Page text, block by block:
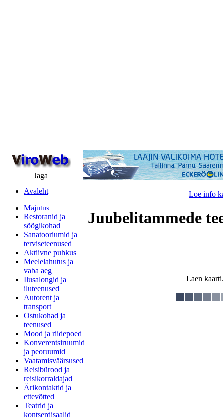
Jaga
Avaleht
Majutus
Restoranid ja
söögikohad
Sanatooriumid ja
terviseteenused
Aktiivne puhkus
Meelelahutus ja
vaba aeg
Ilusalongid ja
iluteenused
Autorent ja
transport
Ostukohad ja
teenused
Mood ja riidepoed
Konverentsiruumid
ja peoruumid
Vaatamisväärsused
Reisibürood ja
reisikorraldajad
Ärikontaktid ja
ettevõtted
Teatrid ja
kontserdisaalid
Loe info
Juubelitammede
Laen